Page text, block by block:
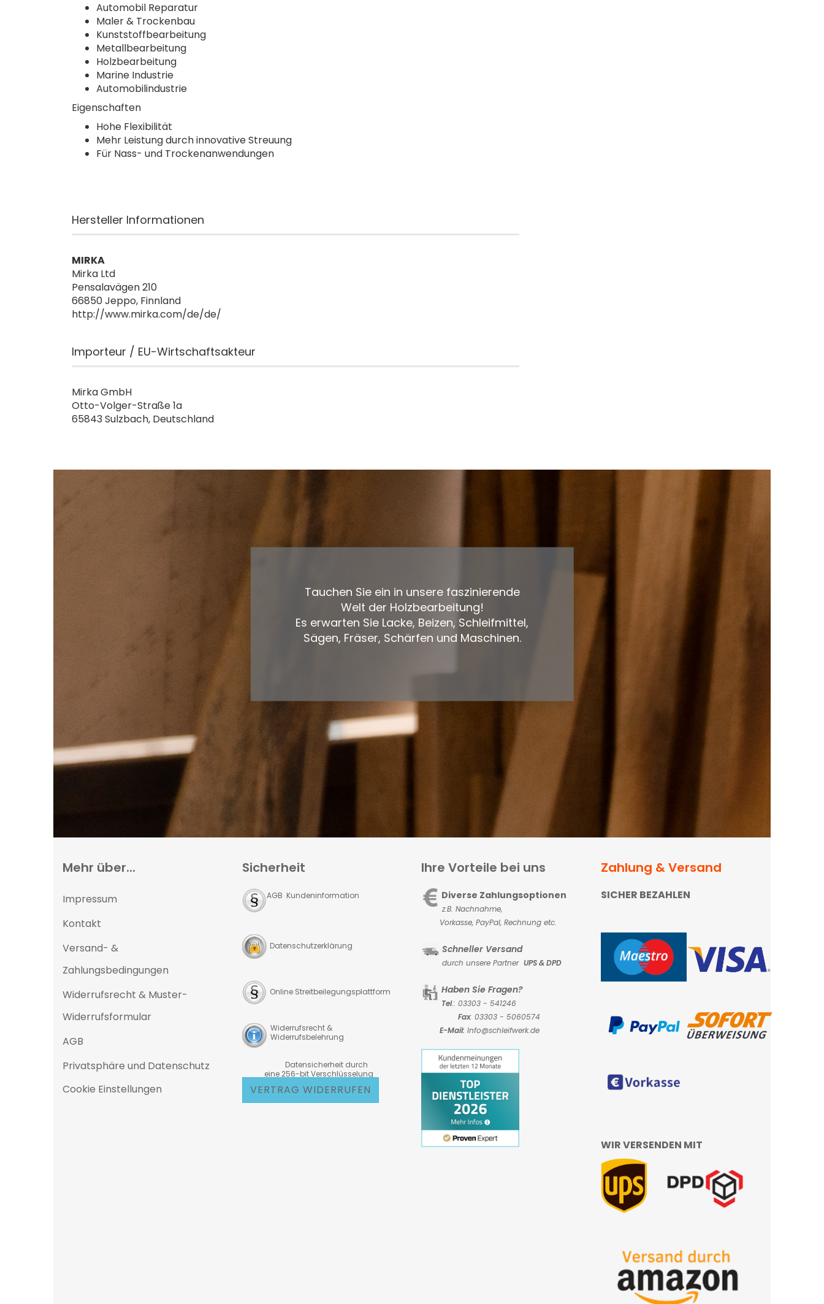
Automobil Reparatur
Maler & Trockenbau
Kunststoffbearbeitung
Metallbearbeitung
Holzbearbeitung
Marine Industrie
Automobilindustrie
Eigenschaften
Hohe Flexibilität
Mehr Leistung durch innovative Streuung
Für Nass- und Trockenanwendungen
Hersteller Informationen
MIRKA
Mirka Ltd
Pensalavägen 210
66850 Jeppo, Finnland
http://www.mirka.com/de/de/
Importeur / EU-Wirtschaftsakteur
Mirka GmbH
Otto-Volger-Straße 1a
65843 Sulzbach, Deutschland
Tauchen Sie ein in unsere faszinierende
Welt der Holzbearbeitung!
Es erwarten Sie Lacke, Beizen, Schleifmittel,
Sägen, Fräser, Schärfen und Maschinen.
Mehr über...
Impressum
Kontakt
Versand- &
Zahlungsbedingungen
Widerrufsrecht & Muster-
Widerrufsformular
AGB
Privatsphäre und Datenschutz
Cookie Einstellungen
Sicherheit
AGB Kundeninformation
Datenschutzerklärung
Online Streitbeilegungsplattform
Widerrufsrecht &
Widerrufsbelehrung
Datensicherheit durch
eine 256-bit Verschlüsselung
VERTRAG WIDERRUFEN
Ihre Vorteile bei uns
Diverse Zahlungsoptionen
z.B. Nachnahme,
Vorkasse, PayPal, Rechnung etc.
Schneller Versand
durch unsere Partner UPS & DPD
Haben Sie Fragen?
Tel.: 03303 - 541246
Fax: 03303 - 5060574
E-Mail: Info@schleifwerk.de
Zahlung & Versand
SICHER BEZAHLEN
WIR VERSENDEN MIT